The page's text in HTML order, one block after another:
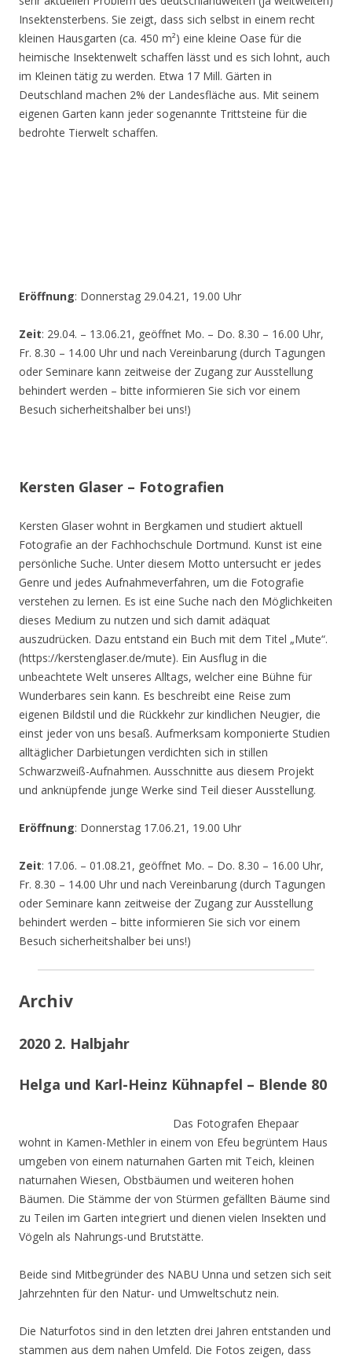
Insektensterbens. Sie zeigt, dass sich selbst in einem recht
kleinen Hausgarten (ca. 450 m²) eine kleine Oase für die
heimische Insektenwelt schaffen lässt und es sich lohnt, auch
im Kleinen tätig zu werden. Etwa 17 Mill. Gärten in
Deutschland machen 2% der Landesfläche aus. Mit seinem
eigenen Garten kann jeder sogenannte Trittsteine für die
bedrohte Tierwelt schaffen.
Eröffnung: Donnerstag 29.04.21, 19.00 Uhr
Zeit: 29.04. – 13.06.21, geöffnet Mo. – Do. 8.30 – 16.00 Uhr,
Fr. 8.30 – 14.00 Uhr und nach Vereinbarung (durch Tagungen
oder Seminare kann zeitweise der Zugang zur Ausstellung
behindert werden – bitte informieren Sie sich vor einem
Besuch sicherheitshalber bei uns!)
Kersten Glaser – Fotografien
Kersten Glaser wohnt in Bergkamen und studiert aktuell
Fotografie an der Fachhochschule Dortmund. Kunst ist eine
persönliche Suche. Unter diesem Motto untersucht er jedes
Genre und jedes Aufnahmeverfahren, um die Fotografie
verstehen zu lernen. Es ist eine Suche nach den Möglichkeiten
dieses Medium zu nutzen und sich damit adäquat
auszudrücken. Dazu entstand ein Buch mit dem Titel „Mute“.
(https://kerstenglaser.de/mute). Ein Ausflug in die
unbeachtete Welt unseres Alltags, welcher eine Bühne für
Wunderbares sein kann. Es beschreibt eine Reise zum
eigenen Bildstil und die Rückkehr zur kindlichen Neugier, die
einst jeder von uns besaß. Aufmerksam komponierte Studien
alltäglicher Darbietungen verdichten sich in stillen
Schwarzweiß-Aufnahmen. Ausschnitte aus diesem Projekt
und anknüpfende junge Werke sind Teil dieser Ausstellung.
Eröffnung: Donnerstag 17.06.21, 19.00 Uhr
Zeit: 17.06. – 01.08.21, geöffnet Mo. – Do. 8.30 – 16.00 Uhr,
Fr. 8.30 – 14.00 Uhr und nach Vereinbarung (durch Tagungen
oder Seminare kann zeitweise der Zugang zur Ausstellung
behindert werden – bitte informieren Sie sich vor einem
Besuch sicherheitshalber bei uns!)
Archiv
2020 2. Halbjahr
Helga und Karl-Heinz Kühnapfel – Blende 80
Das Fotografen Ehepaar
wohnt in Kamen-Methler in einem von Efeu begrüntem Haus
umgeben von einem naturnahen Garten mit Teich, kleinen
naturnahen Wiesen, Obstbäumen und weiteren hohen
Bäumen. Die Stämme der von Stürmen gefällten Bäume sind
zu Teilen im Garten integriert und dienen vielen Insekten und
Vögeln als Nahrungs-und Brutstätte.
Beide sind Mitbegründer des NABU Unna und setzen sich seit
Jahrzehnten für den Natur- und Umweltschutz nein.
Die Naturfotos sind in den letzten drei Jahren entstanden und
stammen aus dem nahen Umfeld. Die Fotos zeigen, dass